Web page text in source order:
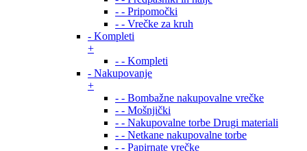
- - Pripomočki
- - Vrečke za kruh
- Kompleti
+
- - Kompleti
- Nakupovanje
+
- - Bombažne nakupovalne vrečke
- - Mošnjički
- - Nakupovalne torbe Drugi materiali
- - Netkane nakupovalne torbe
- - Papirnate vrečke